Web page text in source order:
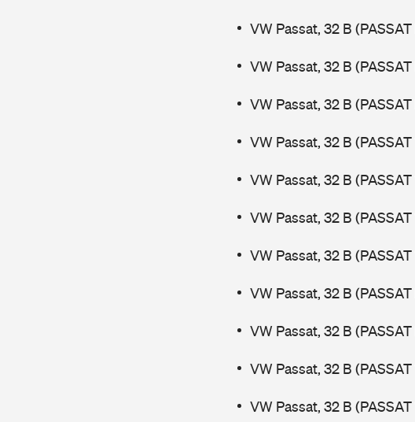
VW Passat, 32 B
VW Passat, 32 B
VW Passat, 32 B
VW Passat, 32 B
VW Passat, 32 B
VW Passat, 32 B
VW Passat, 32 B
VW Passat, 32 B
VW Passat, 32 B
VW Passat, 32 B
VW Passat, 32 B